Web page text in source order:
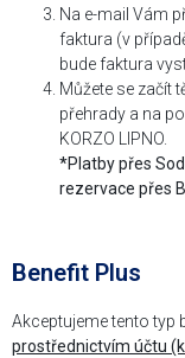
Na e-mail Vám
faktura (v
bude faktura
Můžete se začít
přehrady a na
KORZO LIPNO.
*Platby přes
rezervace přes
Benefit Plus
Akceptujeme tento typ
prostřednictvím účtu